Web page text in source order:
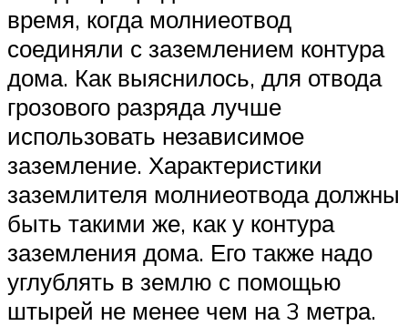
время, когда молниеотвод
соединяли с заземлением контура
дома. Как выяснилось, для отвода
грозового разряда лучше
использовать независимое
заземление. Характеристики
заземлителя молниеотвода должны
быть такими же, как у контура
заземления дома. Его также надо
углублять в землю с помощью
штырей не менее чем на 3 метра.